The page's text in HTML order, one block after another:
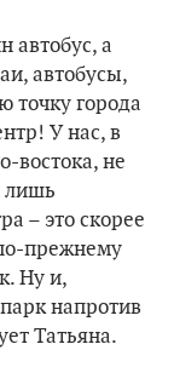
автобус, а
автобусы,
точку города
У нас, в
востока, не
лишь
– это скорее
прежнему
Ну и,
напротив
Татьяна.